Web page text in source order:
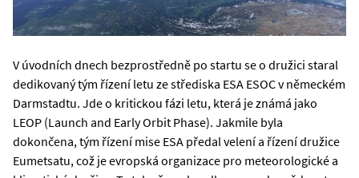
V úvodních dnech bezprostředně po startu se o družici staral
dedikovaný tým řízení letu ze střediska ESA ESOC v německém
Darmstadtu. Jde o kritickou fázi letu, která je známá jako
LEOP (Launch and Early Orbit Phase). Jakmile byla
dokončena, tým řízení mise ESA předal velení a řízení družice
Eumetsatu, což je evropská organizace pro meteorologické a